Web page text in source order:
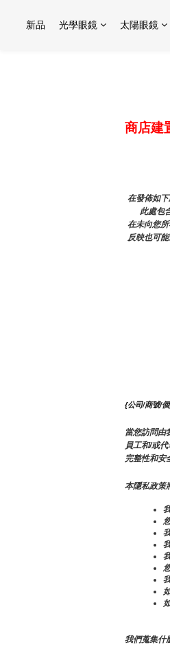
新品 光學眼鏡 太陽眼鏡
商店建
在發佈如
此處包
在未向您
反映也可
{公司/商號/
當您訪問由
員工和/或
完整性和安
本隱私政策
我們蒐集什